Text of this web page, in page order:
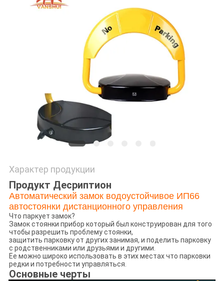
Характер продукции
Продукт Десриптион
Автоматический замок водоустойчивое ИП66
автостоянки дистанционного управления
Что паркует замок?
Замок стоянки прибор который был конструирован для того
чтобы разрешить проблему стоянки,
защитить парковку от других занимая, и поделить парковку
с родственниками или друзьями и другими.
Ее можно широко использовать в этих местах что парковки
редки и потребности управляться.
Основные черты